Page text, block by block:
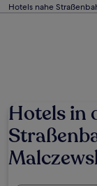
Hotels nahe
Hotels in